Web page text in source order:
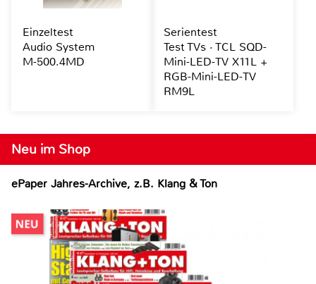
Neu im Shop
ePaper Jahres-Archive, z.B. Klang & Ton
Einzeltest
Audio System
M-500.4MD
Serientest
Test TVs · TCL SQD-
Mini-LED-TV X11L +
RGB-Mini-LED-TV
RM9L